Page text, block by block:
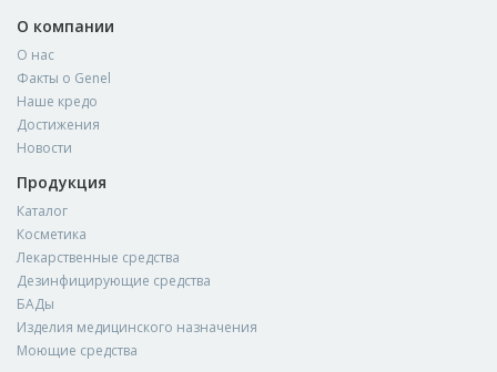
О компании
О нас
Факты о Genel
Наше кредо
Достижения
Новости
Продукция
Каталог
Косметика
Лекарственные средства
Дезинфицирующие средства
БАДы
Изделия медицинского назначения
Моющие средства